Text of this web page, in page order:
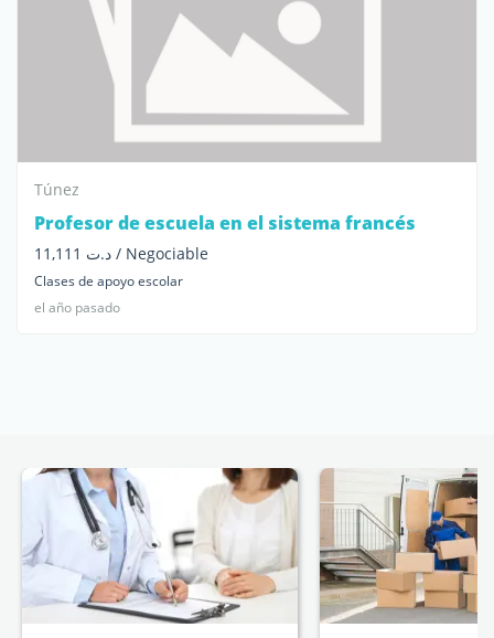
Túnez
Profesor de escuela en el sistema francés
د.ت 11,111 / Negociable
Clases de apoyo escolar
el año pasado